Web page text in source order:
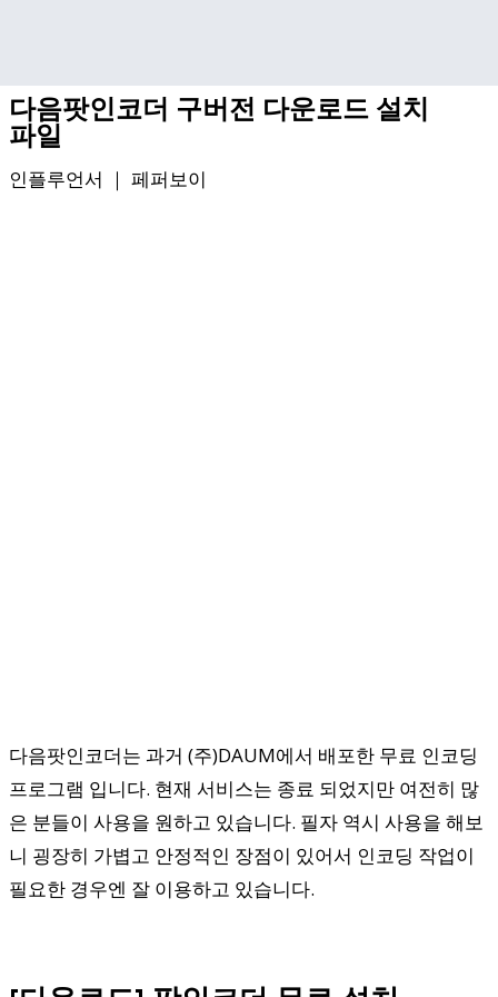
다음팟인코더 구버전 다운로드 설치
파일
인플루언서 ｜ 페퍼보이
다음팟인코더는 과거 (주)DAUM에서 배포한 무료 인코딩
프로그램 입니다. 현재 서비스는 종료 되었지만 여전히 많
은 분들이 사용을 원하고 있습니다. 필자 역시 사용을 해보
니 굉장히 가볍고 안정적인 장점이 있어서 인코딩 작업이
필요한 경우엔 잘 이용하고 있습니다.